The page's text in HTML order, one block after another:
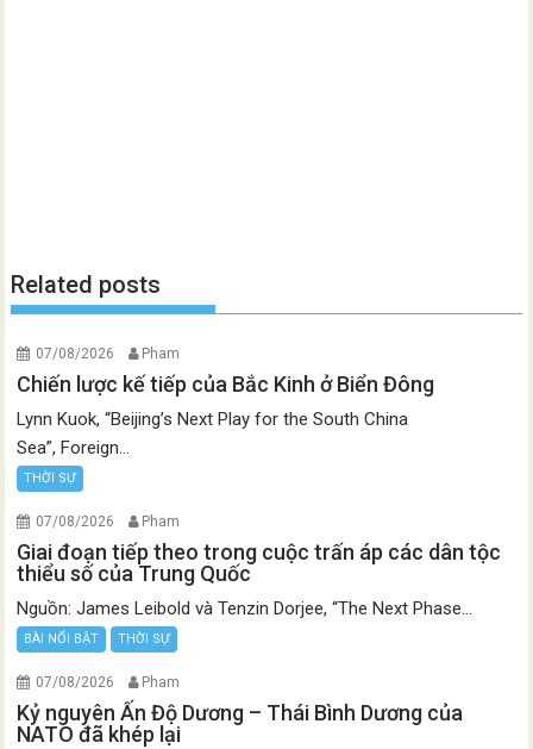
Related posts
07/08/2026 Pham
Chiến lược kế tiếp của Bắc Kinh ở Biển Đông
Lynn Kuok, “Beijing’s Next Play for the South China
Sea”, Foreign...
THỜI SỰ
07/08/2026 Pham
Giai đoạn tiếp theo trong cuộc trấn áp các dân tộc
thiểu số của Trung Quốc
Nguồn: James Leibold và Tenzin Dorjee, “The Next Phase...
BÀI NỔI BẬT THỜI SỰ
07/08/2026 Pham
Kỷ nguyên Ấn Độ Dương – Thái Bình Dương của
NATO đã khép lại